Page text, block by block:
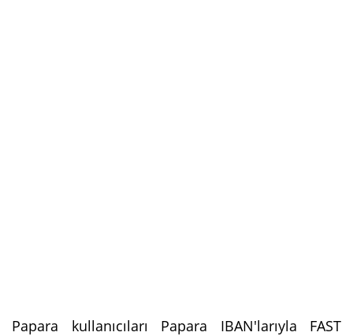
Papara kullanıcıları Papara IBAN'larıyla FAST